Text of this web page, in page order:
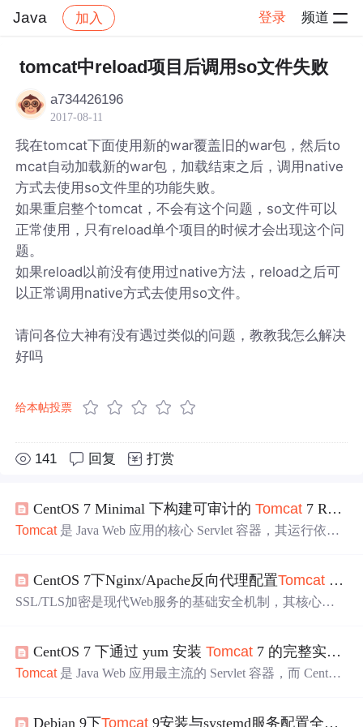
Java 加入 登录 频道
社区 Java 帖子详情
tomcat中reload项目后调用so文件失败
a734426196
2017-08-11
我在tomcat下面使用新的war覆盖旧的war包，然后to
mcat自动加载新的war包，加载结束之后，调用native
方式去使用so文件里的功能失败。
如果重启整个tomcat，不会有这个问题，so文件可以
正常使用，只有reload单个项目的时候才会出现这个问
题。
如果reload以前没有使用过native方法，reload之后可
以正常调用native方式去使用so文件。
请问各位大神有没有遇过类似的问题，教教我怎么解决
好吗
给本帖投票
141 回复 打赏
CentOS 7 Minimal 下构建可审计的Tomcat 7 RPM 仓库
Tomcat是 Java Web 应用的核心 Servlet 容器，其运行依赖
nux 发行版中，官方 yum 源已移除tomcat7，导致直接安
装失败 ；而手动解压部署又面临二进制可信度低、依赖缺
档源验证下载、使用 rpmbuild 打包为标准 R
CentOS 7下Nginx/Apache反向代理配置Tomcat
SSL/TLS加密是现代Web服务的基础安全机制，其核心原
据机密性与完整性，广泛应用于Java Web系统（如Tomcat
）的生产环境防护，尤其满足等保2.0、浏览器HTTPS强制
践 中普遍采用Nginx或Apache作为反向代理实现SSL卸载
CentOS 7 下通过 yum 安装Tomcat 7 的完整实践指南
Tomcat是 Java Web 应用最主流的 Servlet 容器，而 CentOS
其在 JDK 8 兼容性、SELinux 策略支持和系统级包治理方
Debian 9下Tomcat 9安装与systemd服务配置全指南